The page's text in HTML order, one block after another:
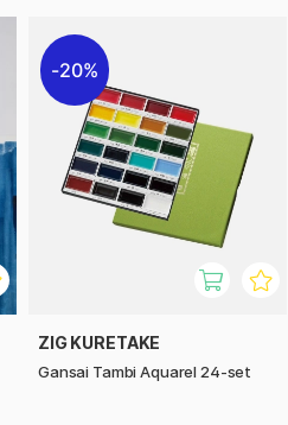
20%
ZIG KURETAKE
Gansai Tambi Aquarel 24-set